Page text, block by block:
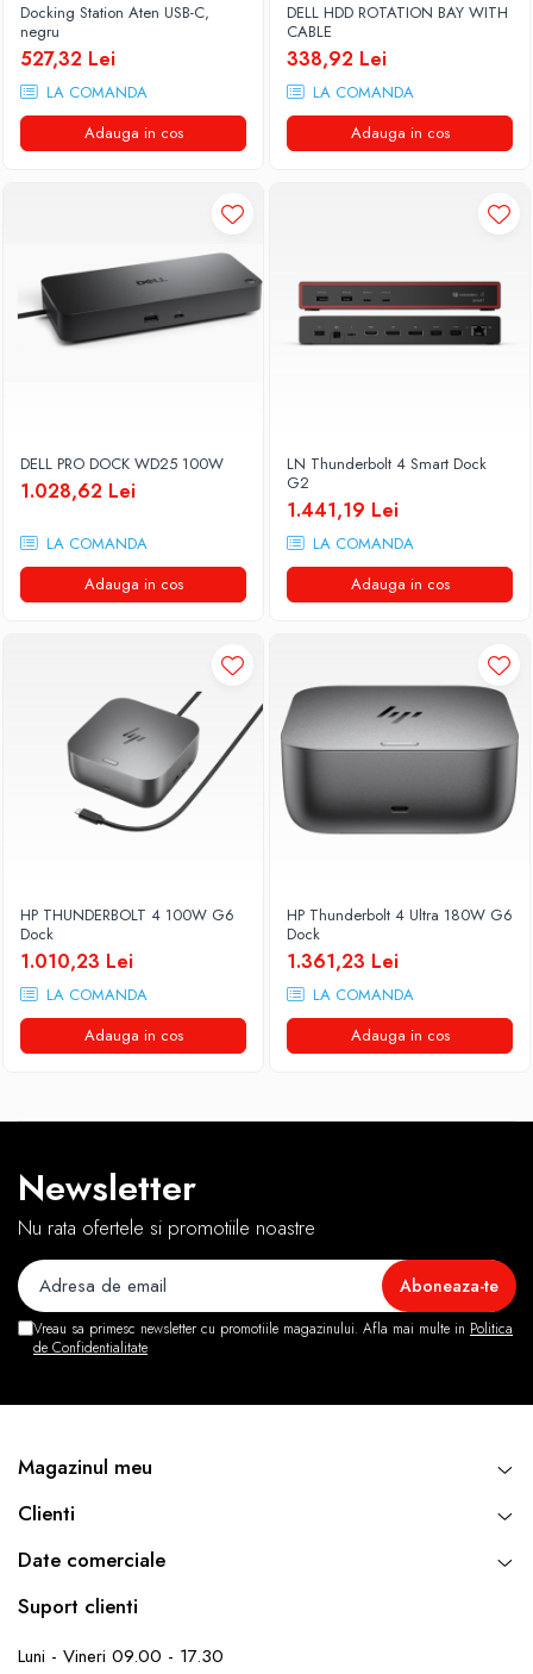
Docking Station Aten USB-C,
negru
527,32 Lei
LA COMANDA
Adauga in cos
DELL HDD ROTATION BAY WITH
CABLE
338,92 Lei
LA COMANDA
Adauga in cos
DELL PRO DOCK WD25 100W
1.028,62 Lei
LA COMANDA
Adauga in cos
LN Thunderbolt 4 Smart Dock
G2
1.441,19 Lei
LA COMANDA
Adauga in cos
HP THUNDERBOLT 4 100W G6
Dock
1.010,23 Lei
LA COMANDA
Adauga in cos
HP Thunderbolt 4 Ultra 180W G6
Dock
1.361,23 Lei
LA COMANDA
Adauga in cos
Newsletter
Nu rata ofertele si promotiile noastre
Vreau sa primesc newsletter cu promotiile magazinului. Afla mai multe in Politica
de Confidentialitate
Magazinul meu
Clienti
Date comerciale
Suport clienti
Luni - Vineri 09.00 - 17.30